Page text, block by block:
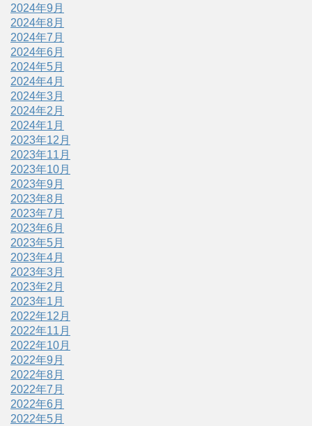
2024年9月
2024年8月
2024年7月
2024年6月
2024年5月
2024年4月
2024年3月
2024年2月
2024年1月
2023年12月
2023年11月
2023年10月
2023年9月
2023年8月
2023年7月
2023年6月
2023年5月
2023年4月
2023年3月
2023年2月
2023年1月
2022年12月
2022年11月
2022年10月
2022年9月
2022年8月
2022年7月
2022年6月
2022年5月